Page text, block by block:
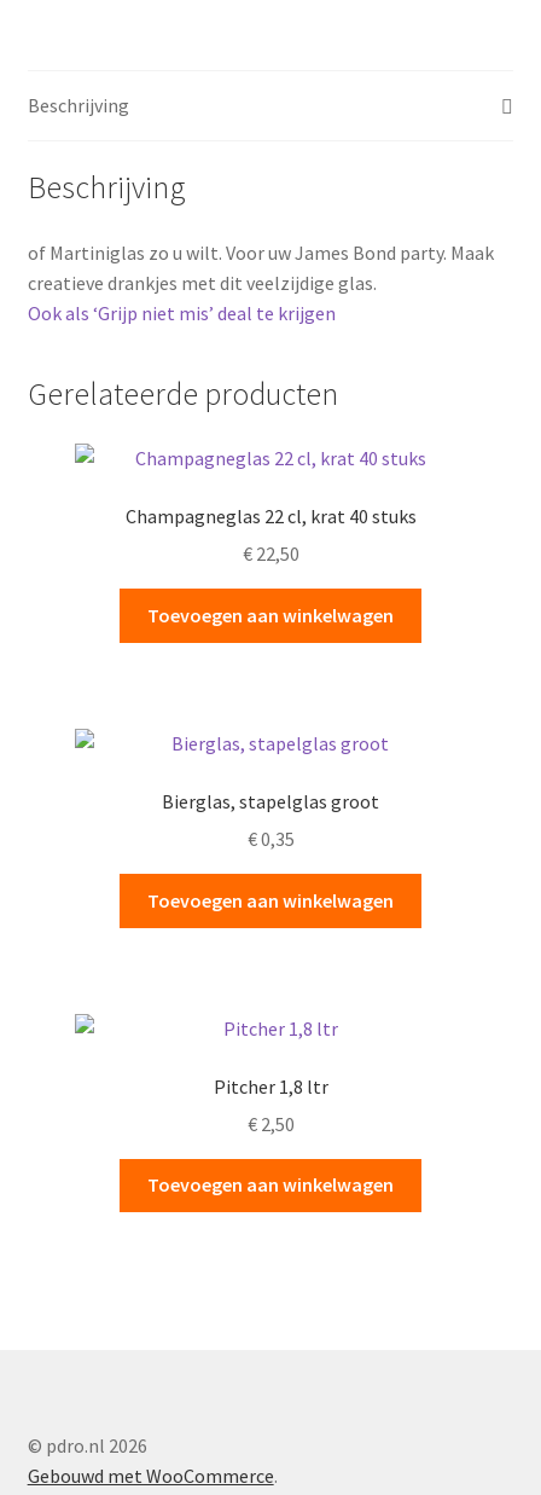
Beschrijving
Beschrijving
of Martiniglas zo u wilt. Voor uw James Bond party. Maak
creatieve drankjes met dit veelzijdige glas.
Ook als ‘Grijp niet mis’ deal te krijgen
Gerelateerde producten
Champagneglas 22 cl, krat 40 stuks
€22,50
Toevoegen aan winkelwagen
Bierglas, stapelglas groot
€0,35
Toevoegen aan winkelwagen
Pitcher 1,8 ltr
€2,50
Toevoegen aan winkelwagen
© pdro.nl 2026
Gebouwd met WooCommerce.